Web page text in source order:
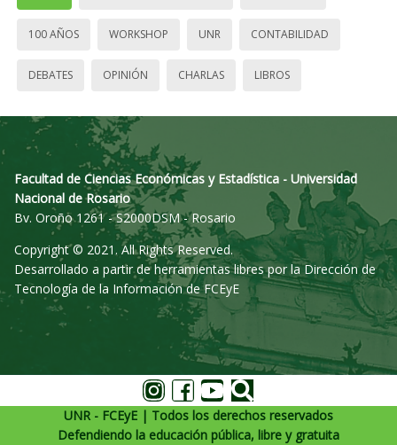
100 AÑOS WORKSHOP UNR CONTABILIDAD
DEBATES OPINIÓN CHARLAS LIBROS
Facultad de Ciencias Económicas y Estadística - Universidad
Nacional de Rosario
Bv. Oroño 1261 - S2000DSM - Rosario
Copyright © 2021. All Rights Reserved.
Desarrollado a partir de herramientas libres por la Dirección de
Tecnología de la Información de FCEyE
UNR - FCEyE | Todos los derechos reservados
Defendiendo la educación pública, libre y gratuita